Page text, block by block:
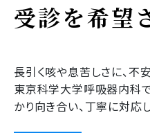
受診を希望
長引く咳や息苦しさに、不
東京科学大学呼吸器内科
かり向き合い、丁寧に対応